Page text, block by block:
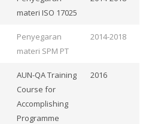
materi ISO 17025
Penyegaran
materi SPM PT
2014-2018
AUN-QA Training
Course for
Accomplishing
Programme
2016